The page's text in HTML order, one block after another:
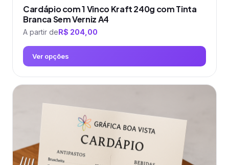
Cardápio com 1 Vinco Kraft 240g com Tinta
Branca Sem Verniz A4
A partir deR$ 204,00
Ver opções
Este
produto
As
opções